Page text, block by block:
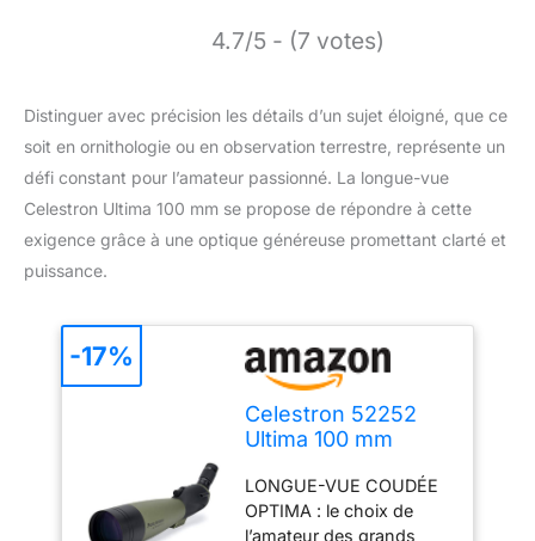
4.7/5 - (7 votes)
Distinguer avec précision les détails d’un sujet éloigné, que ce
soit en ornithologie ou en observation terrestre, représente un
défi constant pour l’amateur passionné. La longue-vue
Celestron Ultima 100 mm se propose de répondre à cette
exigence grâce à une optique généreuse promettant clarté et
puissance.
Celestron 52252
Ultima 100 mm
Degrees, Green
LONGUE-VUE COUDÉE
OPTIMA : le choix de
l’amateur des grands
-17%